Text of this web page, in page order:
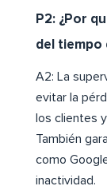
P2: ¿Por
del tiempo
A2: La
evitar la
los clientes
También
como
inactividad.